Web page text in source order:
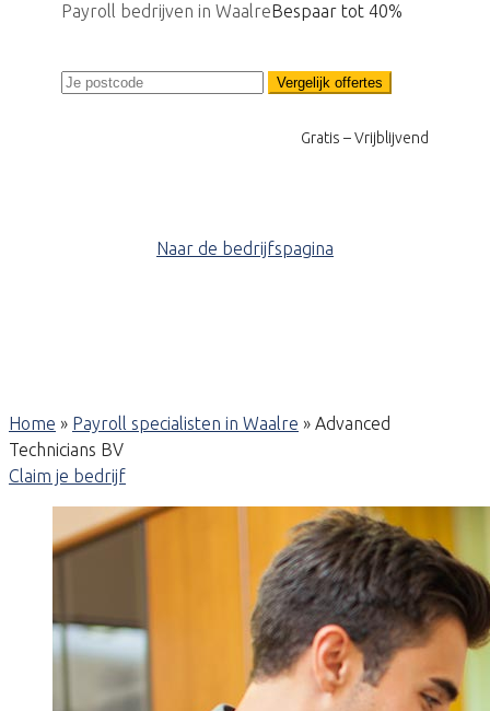
Payroll bedrijven in WaalreBespaar tot 40%
Vergelijk offertes
Gratis – Vrijblijvend
Naar de bedrijfspagina
Home » Payroll specialisten in Waalre » Advanced
Technicians BV
Claim je bedrijf